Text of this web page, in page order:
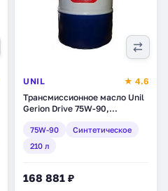
UNIL
★ 4.6
Трансмиссионное масло Unil
Gerion Drive 75W-90,
(210043-68)
75W-90
Синтетическое
210 л
168 881 ₽